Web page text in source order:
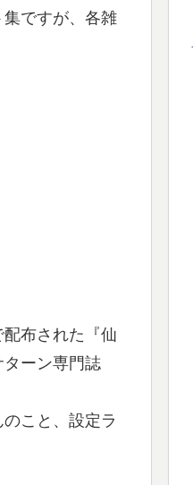
ですが、各雑
布された『仙
ーン専門誌
こと、設定ラ